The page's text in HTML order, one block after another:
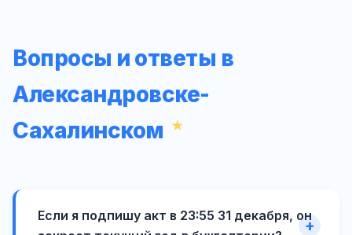
Вопросы и ответы в
Александровске-
Сахалинском
Если я подпишу акт в 23:55 31 декабря, он